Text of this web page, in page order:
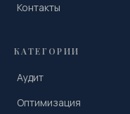
Контакты
КАТЕГОРИИ
Аудит
Оптимизация